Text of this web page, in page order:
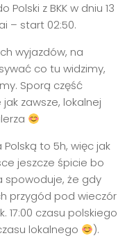
z BKK w dniu 13
– start 02:50.
wyjazdów, na
co tu widzimy,
Sporą część
zawsze, lokalnej
to 5h, więc jak
jeszcze śpicie bo
spowoduje, że gdy
przygód pod wieczór
17:00 czasu polskiego
lokalnego
).